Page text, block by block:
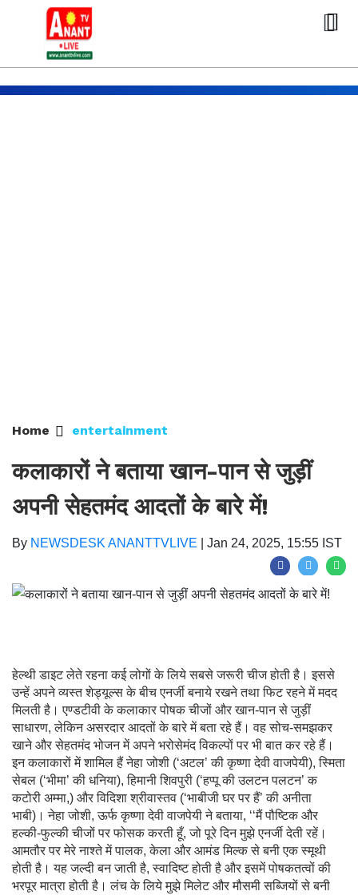
Home entertainment
कलाकारों ने बताया खान-पान से जुड़ीं
अपनी सेहतमंद आदतों के बारे में!
By NEWSDESK ANANTTVLIVE Jan 24, 2025, 15:55 IST
हेल्थी डाइट लेते रहना कई लोगों के लिये सबसे जरूरी चीज होती है। इससे
उन्हें अपने व्यस्त शेड्यूल्स के बीच एनर्जी बनाये रखने तथा फिट रहने में मदद
मिलती है। एण्डटीवी के कलाकार पोषक चीजों और खान-पान से जुड़ीं
साधारण, लेकिन असरदार आदतों के बारे में बता रहे हैं। वह सोच-समझकर
खाने और सेहतमंद भोजन में अपने भरोसेमंद विकल्पों पर भी बात कर रहे हैं।
इन कलाकारों में शामिल हैं नेहा जोशी (‘अटल’ की कृष्णा देवी वाजपेयी), स्मिता
सेबल (‘भीमा’ की धनिया), हिमानी शिवपुरी (‘हप्पू की उलटन पलटन’ क
कटोरी अम्मा,) और विदिशा श्रीवास्तव (‘भाबीजी घर पर हैं’ की अनीता
भाबी)। नेहा जोशी, ऊर्फ कृष्णा देवी वाजपेयी ने बताया, ‘‘मैं पौष्टिक और
हल्की-फुल्की चीजों पर फोसक करती हूँ, जो पूरे दिन मुझे एनर्जी देती रहें।
आमतौर पर मेरे नाश्ते में पालक, केला और आमंड मिल्क से बनी एक स्मूथी
होती है। यह जल्दी बन जाती है, स्वादिष्ट होती है और इसमें पोषकतत्वों की
भरपूर मात्रा होती है। लंच के लिये मुझे मिलेट और मौसमी सब्जियों से बनी